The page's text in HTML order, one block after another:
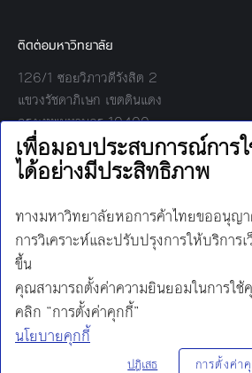
ติดต่อมหาวิทยาลัย
126/1 ซอยวิภาวดีรังสิต 2
แขวงรัชดาภิเษก เขตดินแดง
กรุงเทพมหานคร 10400
โทร:
02-697-6000
เวลาทำการ:
8.30 - 17.00
Find us on:
Facebook
TwitterYouTube
Instagram
LineMail
นโยบายการคุ้มครองข้อมูลส่วนบุคคล